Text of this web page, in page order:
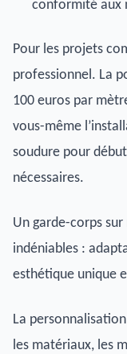
conformité aux
Pour les projets
professionnel. La
100 euros par
vous-même
soudure pour
nécessaires.
Un garde-corps
indéniables :
esthétique unique
La
les matériaux, les